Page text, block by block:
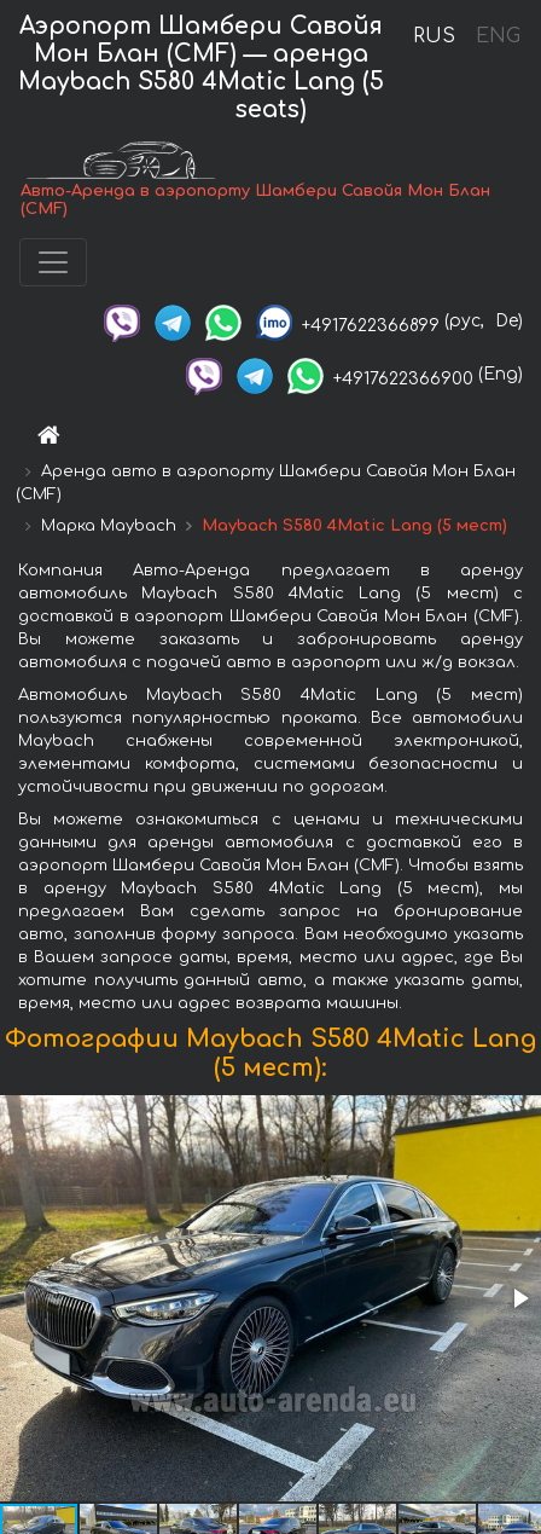
RUS ENG
Аэропорт Шамбери Савойя
Мон Блан (CMF) — аренда
Maybach S580 4Matic Lang (5
seats)
Авто-Аренда в аэропорту Шамбери Савойя Мон Блан
(CMF)
+4917622366899 (рус, De)
+4917622366900 (Eng)
Аренда авто в аэропорту Шамбери Савойя Мон Блан
(CMF)
Марка Maybach
Maybach S580 4Matic Lang (5 мест)
Компания Авто-Аренда предлагает в аренду
автомобиль Maybach S580 4Matic Lang (5 мест) с
доставкой в аэропорт Шамбери Савойя Мон Блан (CMF).
Вы можете заказать и забронировать аренду
автомобиля с подачей авто в аэропорт или ж/д вокзал.
Автомобиль Maybach S580 4Matic Lang (5 мест)
пользуются популярностью проката. Все автомобили
Maybach снабжены современной электроникой,
элементами комфорта, системами безопасности и
устойчивости при движении по дорогам.
Вы можете ознакомиться с ценами и техническими
данными для аренды автомобиля с доставкой его в
аэропорт Шамбери Савойя Мон Блан (CMF). Чтобы взять
в аренду Maybach S580 4Matic Lang (5 мест), мы
предлагаем Вам сделать запрос на бронирование
авто, заполнив форму запроса. Вам необходимо указать
в Вашем запросе даты, время, место или адрес, где Вы
хотите получить данный авто, а также указать даты,
время, место или адрес возврата машины.
Фотографии Maybach S580 4Matic Lang
(5 мест):